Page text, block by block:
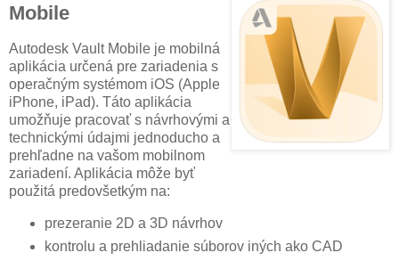
Mobile
Autodesk Vault Mobile je mobilná
aplikácia určená pre zariadenia s
operačným systémom iOS (Apple
iPhone, iPad). Táto aplikácia
umožňuje pracovať s návrhovými a
technickými údajmi jednoducho a
prehľadne na vašom mobilnom
zariadení. Aplikácia môže byť
použitá predovšetkým na:
prezeranie 2D a 3D návrhov
kontrolu a prehliadanie súborov iných ako CAD